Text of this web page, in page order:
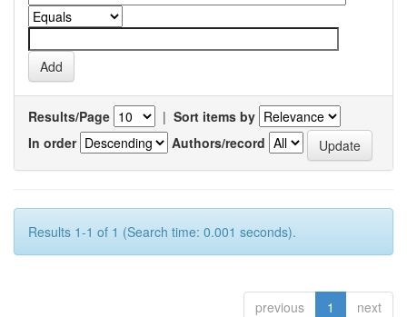
Results/Page | Sort items by
In order
Authors/record
Results 1-1 of 1 (Search time: 0.001 seconds).
previous 1 next